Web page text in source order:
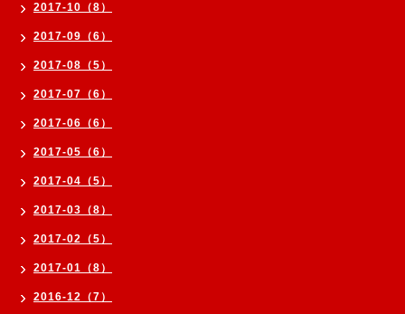
2017-10（8）
2017-09（6）
2017-08（5）
2017-07（6）
2017-06（6）
2017-05（6）
2017-04（5）
2017-03（8）
2017-02（5）
2017-01（8）
2016-12（7）